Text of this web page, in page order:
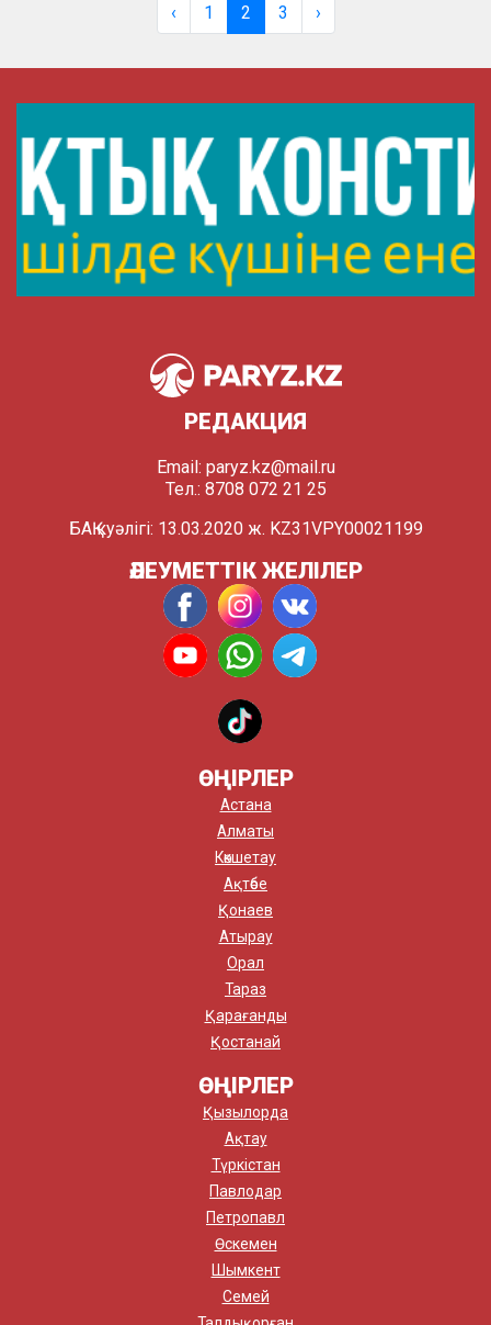
‹ 1 2 3 ›
РЕДАКЦИЯ
Email: paryz.kz@mail.ru
Тел.: 8708 072 21 25
БАҚ куәлігі: 13.03.2020 ж. KZ31VPY00021199
ӘЛЕУМЕТТІК ЖЕЛІЛЕР
ӨҢІРЛЕР
Астана
Алматы
Көкшетау
Ақтөбе
Қонаев
Атырау
Орал
Тараз
Қарағанды
Қостанай
ӨҢІРЛЕР
Қызылорда
Ақтау
Түркістан
Павлодар
Петропавл
Өскемен
Шымкент
Семей